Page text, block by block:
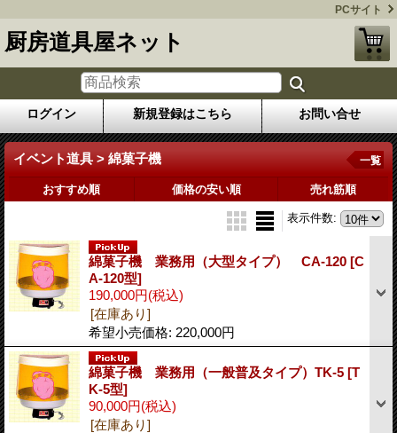
PCサイト
厨房道具屋ネット
ログイン 新規登録はこちら お問い合せ
イベント道具 > 綿菓子機 一覧
おすすめ順 価格の安い順 売れ筋順
表示件数:
綿菓子機 業務用（大型タイプ） CA-120 [C
A-120型]
190,000円(税込)
[在庫あり]
希望小売価格: 220,000円
綿菓子機 業務用（一般普及タイプ）TK-5 [T
K-5型]
90,000円(税込)
[在庫あり]